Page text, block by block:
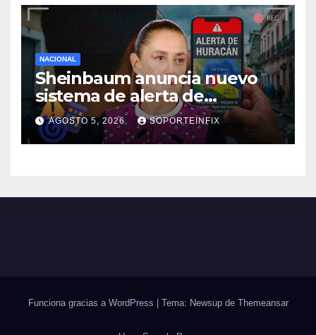
NACIONAL
Sheinbaum anuncia nuevo
sistema de alerta de
huracanes vía celular ante
temporada ciclónica intensa
AGOSTO 5, 2026 SOPORTEINFIX
Funciona gracias a WordPress Tema: Newsup de Themeansar